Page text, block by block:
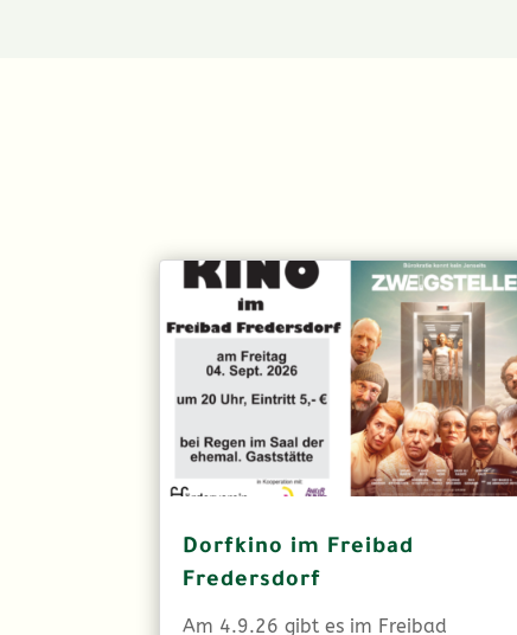
Dorfkino im Freibad
Fredersdorf
Am 4.9.26 gibt es im Freibad